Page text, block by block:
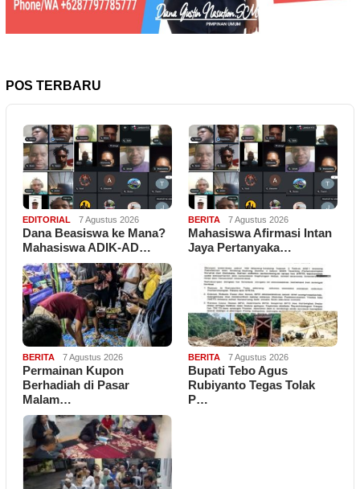
POS TERBARU
EDITORIAL 7 Agustus 2026
Dana Beasiswa ke Mana?
Mahasiswa ADIK-AD…
BERITA 7 Agustus 2026
Mahasiswa Afirmasi Intan
Jaya Pertanyaka…
BERITA 7 Agustus 2026
Permainan Kupon
Berhadiah di Pasar
Malam…
BERITA 7 Agustus 2026
Bupati Tebo Agus
Rubiyanto Tegas Tolak
P…